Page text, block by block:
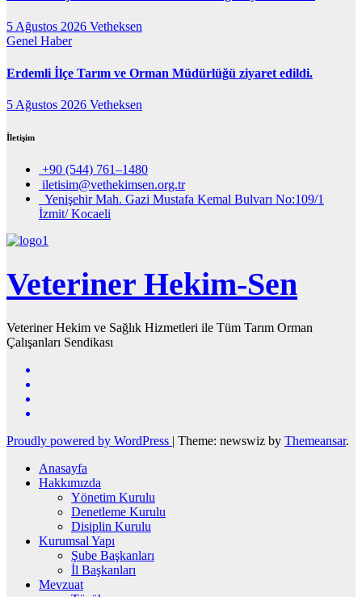
5 Ağustos 2026 Vetheksen
Genel Haber
Erdemli İlçe Tarım ve Orman Müdürlüğü ziyaret edildi.
5 Ağustos 2026 Vetheksen
İletişim
+90 (544) 761–1480
iletisim@vethekimsen.org.tr
Yenişehir Mah. Gazi Mustafa Kemal Bulvarı No:109/1
İzmit/ Kocaeli
Veteriner Hekim-Sen
Veteriner Hekim ve Sağlık Hizmetleri ile Tüm Tarım Orman
Çalışanları Sendikası
Proudly powered by WordPress | Theme: newswiz by Themeansar.
Anasayfa
Hakkımızda
Yönetim Kurulu
Denetleme Kurulu
Disiplin Kurulu
Kurumsal Yapı
Şube Başkanları
İl Başkanları
Mevzuat